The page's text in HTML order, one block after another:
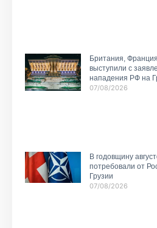
Британия,
выступили с
нападения РФ на
07/08/2026
В годовщину
потребовали от
Грузии
07/08/2026